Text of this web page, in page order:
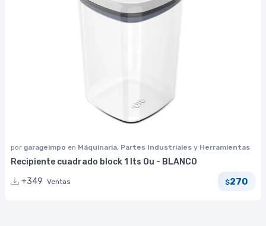
por garageimpo en Máquinaria, Partes Industriales y Herramientas
Recipiente cuadrado block 1 lts Ou - BLANCO
+349 Ventas $270